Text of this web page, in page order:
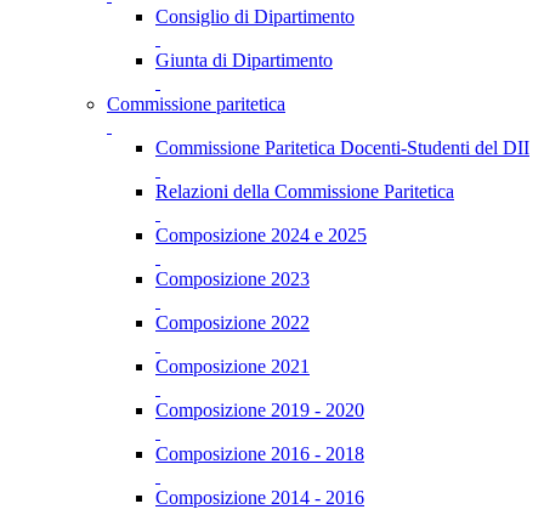
Consiglio di Dipartimento
Giunta di Dipartimento
Commissione paritetica
Commissione Paritetica Docenti-Studenti del DII
Relazioni della Commissione Paritetica
Composizione 2024 e 2025
Composizione 2023
Composizione 2022
Composizione 2021
Composizione 2019 - 2020
Composizione 2016 - 2018
Composizione 2014 - 2016